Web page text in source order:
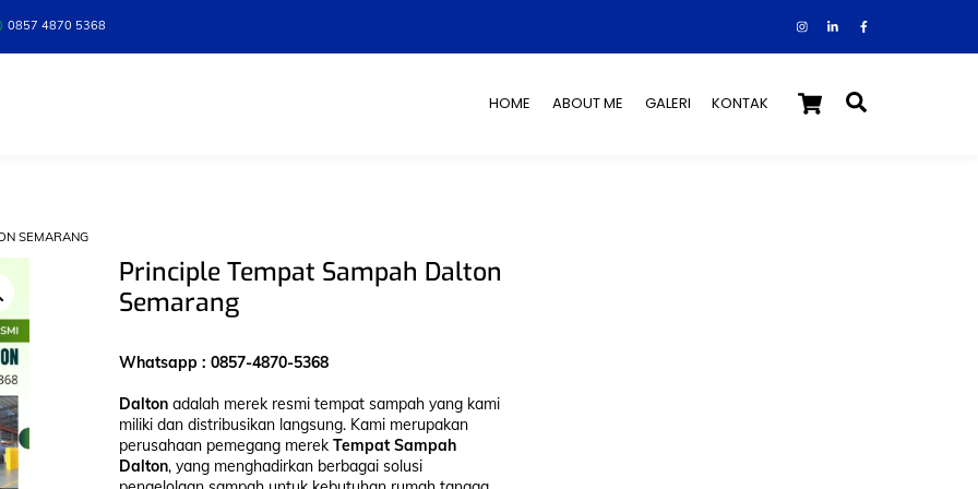
0857 4870 5368
InstagramFacebookTiktok
Cart
HOME ABOUT ME GALERI KONTAK
SEMARANG
Principle Tempat Sampah Dalton
Semarang
Whatsapp : 0857-4870-5368
Dalton adalah merek resmi tempat sampah yang kami
miliki dan distribusikan langsung. Kami merupakan
perusahaan pemegang merekTempat Sampah
Dalton, yang menghadirkan berbagai solusi